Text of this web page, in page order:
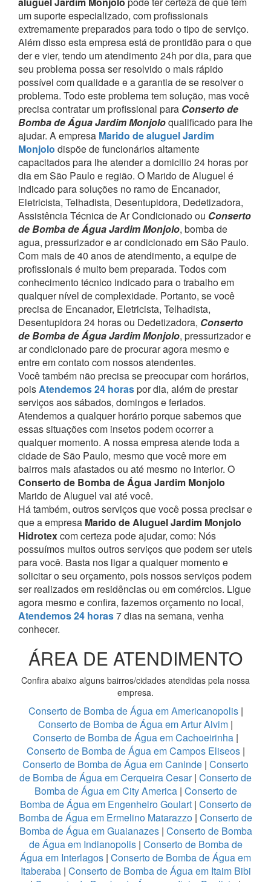
um suporte especializado, com profissionais
extremamente preparados para todo o tipo de serviço.
Além disso esta empresa está de prontidão para o que
der e vier, tendo um atendimento 24h por dia, para que
seu problema possa ser resolvido o mais rápido
possível com qualidade e a garantia de se resolver o
problema. Todo este problema tem solução, mas você
precisa contratar um profissional para Conserto de
Bomba de Água Jardim Monjoloqualificado para lhe
ajudar. A empresa Marido de aluguel Jardim
Monjolo dispõe de funcionários altamente
capacitados para lhe atender a domicilio 24 horas por
dia em São Paulo e região. O Marido de Aluguel é
indicado para soluções no ramo de Encanador,
Eletricista, Telhadista, Desentupidora, Dedetizadora,
Assistência Técnica de Ar Condicionado ou Conserto
de Bomba de Água Jardim Monjolo, bomba de
agua, pressurizador e ar condicionado em São Paulo.
Com mais de 40 anos de atendimento, a equipe de
profissionais é muito bem preparada. Todos com
conhecimento técnico indicado para o trabalho em
qualquer nível de complexidade. Portanto, se você
precisa de Encanador, Eletricista, Telhadista,
Desentupidora 24 horas ou Dedetizadora, Conserto
de Bomba de Água Jardim Monjolo, pressurizador e
ar condicionado pare de procurar agora mesmo e
entre em contato com nossos atendentes.
Você também não precisa se preocupar com horários,
poisAtendemos 24 horaspor dia, além de prestar
serviços aos sábados, domingos e feriados.
Atendemos a qualquer horário porque sabemos que
essas situações com insetos podem ocorrer a
qualquer momento. A nossa empresa atende toda a
cidade de São Paulo, mesmo que você more em
bairros mais afastados ou até mesmo no interior. O
Conserto de Bomba de Água Jardim Monjolo
Marido de Aluguel vai até você.
Há também, outros serviços que você possa precisar e
que a empresa Marido de Aluguel Jardim Monjolo
Hidrotexcom certeza pode ajudar, como: Nós
possuímos muitos outros serviços que podem ser uteis
para você. Basta nos ligar a qualquer momento e
solicitar o seu orçamento, pois nossos serviços podem
ser realizados em residências ou em comércios. Ligue
agora mesmo e confira, fazemos orçamento no local,
Atendemos 24 horas7 dias na semana, venha
conhecer.
ÁREA DE ATENDIMENTO
Confira abaixo alguns bairros/cidades atendidas pela nossa
empresa.
Conserto de Bomba de Água em Americanopolis |
Conserto de Bomba de Água em Artur Alvim |
Conserto de Bomba de Água em Cachoeirinha |
Conserto de Bomba de Água em Campos Eliseos |
Conserto de Bomba de Água em Caninde | Conserto
de Bomba de Água em Cerqueira Cesar| Conserto de
Bomba de Água em City America | Conserto de
Bomba de Água em Engenheiro Goulart | Conserto de
Bomba de Água em Ermelino Matarazzo | Conserto de
Bomba de Água em Guaianazes| Conserto de Bomba
de Água em Indianopolis| Conserto de Bomba de
Água em Interlagos | Conserto de Bomba de Água em
Itaberaba| Conserto de Bomba de Água em Itaim Bibi